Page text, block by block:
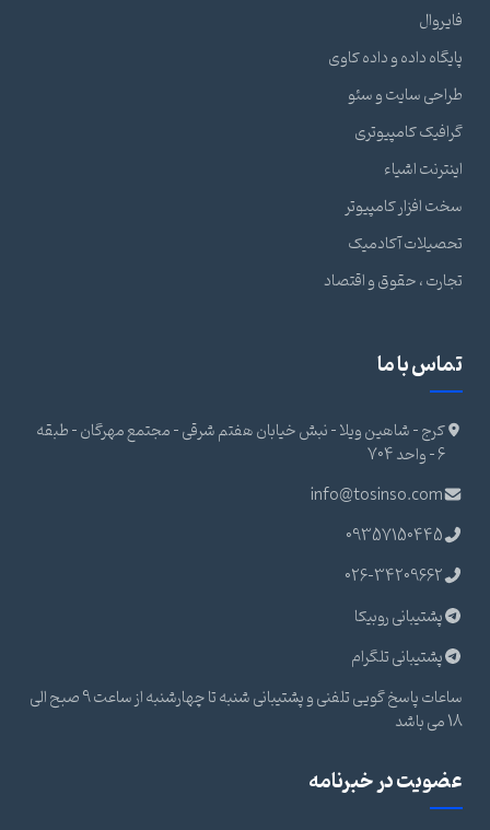
فایروال
پایگاه داده و داده کاوی
طراحی سایت و سئو
گرافیک کامپیوتری
اینترنت اشیاء
سخت افزار کامپیوتر
تحصیلات آکادمیک
تجارت ، حقوق و اقتصاد
تماس با ما
کرج - شاهین ویلا - نبش خیابان هفتم شرقی - مجتمع مهرگان - طبقه
6 - واحد 704
info@tosinso.com
09357150445
026-34209662
پشتیبانی روبیکا
پشتیبانی تلگرام
ساعات پاسخ گویی تلفنی و پشتیبانی شنبه تا چهارشنبه از ساعت 9 صبح الی
18 می باشد
عضویت در خبرنامه